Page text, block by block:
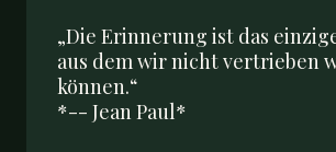
„Die Erinnerung ist das
aus dem wir nicht vertrieben
können.“
*-- Jean Paul*